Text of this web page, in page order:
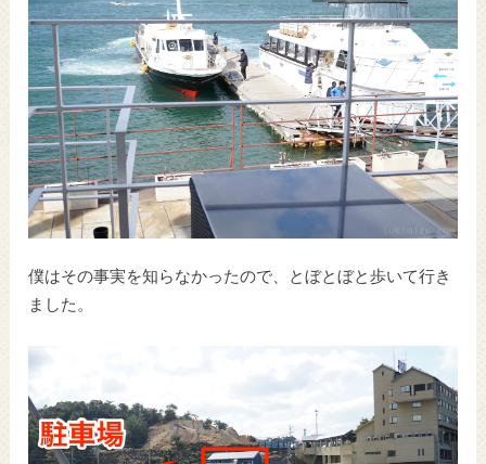
僕はその事実を知らなかったので、とぼとぼと歩いて行き
ました。